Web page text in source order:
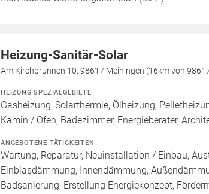
Heizung-Sanitär-Solar
Am Kirchbrunnen 10, 98617 Meiningen (16km von
HEIZUNG SPEZIALGEBIETE
Gasheizung, Solarthermie, Ölheizung,
Kamin / Ofen, Badezimmer, Energieberater,
ANGEBOTENE TÄTIGKEITEN
Wartung, Reparatur, Neuinstallation / Einbau,
Einblasdämmung, Innendämmung,
Badsanierung, Erstellung Energiekonzept,